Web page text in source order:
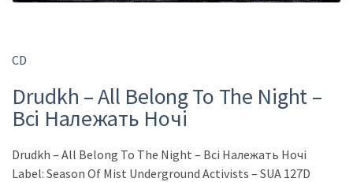
CD
Drudkh – All Belong To The Night –
Всі Належать Hочі
Drudkh – All Belong To The Night – Всі Належать Hочі
Label: Season Of Mist Underground Activists – SUA 127D